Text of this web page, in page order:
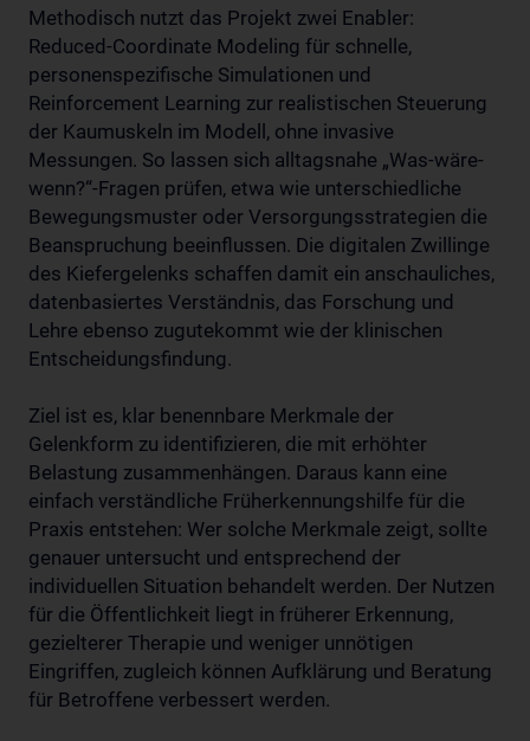
Methodisch nutzt das Projekt zwei Enabler:
Reduced-Coordinate Modeling für schnelle,
personenspezifische Simulationen und
Reinforcement Learning zur realistischen Steuerung
der Kaumuskeln im Modell, ohne invasive
Messungen. So lassen sich alltagsnahe „Was-wäre-
wenn?“-Fragen prüfen, etwa wie unterschiedliche
Bewegungsmuster oder Versorgungsstrategien die
Beanspruchung beeinflussen. Die digitalen Zwillinge
des Kiefergelenks schaffen damit ein anschauliches,
datenbasiertes Verständnis, das Forschung und
Lehre ebenso zugutekommt wie der klinischen
Entscheidungsfindung.
Ziel ist es, klar benennbare Merkmale der
Gelenkform zu identifizieren, die mit erhöhter
Belastung zusammenhängen. Daraus kann eine
einfach verständliche Früherkennungshilfe für die
Praxis entstehen: Wer solche Merkmale zeigt, sollte
genauer untersucht und entsprechend der
individuellen Situation behandelt werden. Der Nutzen
für die Öffentlichkeit liegt in früherer Erkennung,
gezielterer Therapie und weniger unnötigen
Eingriffen, zugleich können Aufklärung und Beratung
für Betroffene verbessert werden.